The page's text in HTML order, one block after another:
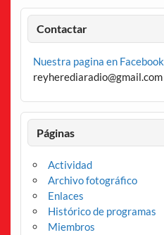
Contactar
Nuestra pagina en Facebook
reyherediaradio@gmail.com
Páginas
Actividad
Archivo fotográfico
Enlaces
Histórico de programas
Miembros